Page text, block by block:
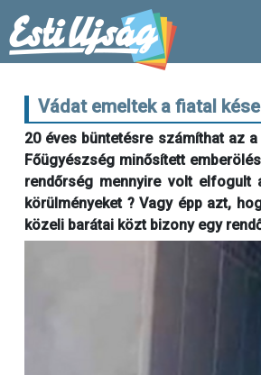
Vádat emeltek a fiatal
20 éves büntetésre számíthat az
Főügyészség minősített
rendőrség mennyire volt elfogult
körülményeket ? Vagy épp azt,
közeli barátai közt bizony egy